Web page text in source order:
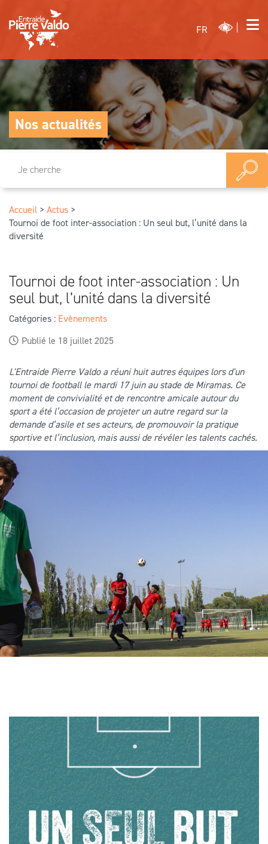
FR
Nos actualités
Accueil > Actus >
Tournoi de foot inter-association : Un seul but, l’unité dans la
diversité
Tournoi de foot inter-association : Un
seul but, l’unité dans la diversité
Catégories : Evènements
Publié le 18 juillet 2025
L'Entraide Pierre Valdo a réuni huit autres équipes lors d'un
tournoi de football le mardi 17 juin au stade de Miramas. Ce
moment de convivialité et de rencontre amicale autour du
sport a été l’occasion de projeter un autre regard sur la
demande d’asile et ses acteurs, de promouvoir la pratique
sportive et l’inclusion, mais aussi de révéler les talents cachés.